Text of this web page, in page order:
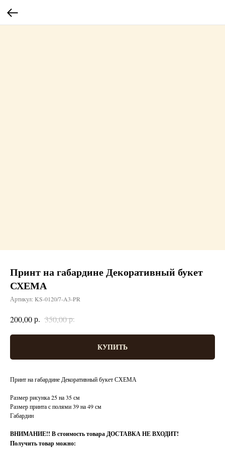
Принт на габардине Декоративный букет
СХЕМА
Артикул: KS-0120/7-A3-PR
200,00р. 350,00р.
КУПИТЬ
Принт на габардине Декоративный букет СХЕМА
Размер рисунка 25 на 35 см
Размер принта с полями 39 на 49 см
Габардин
ВНИМАНИЕ!! В стоимость товара ДОСТАВКА НЕ ВХОДИТ!
Получить товар можно: